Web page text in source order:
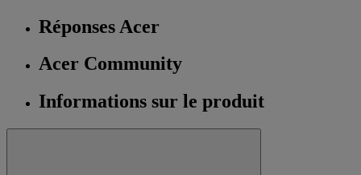
Réponses Acer
Acer Community
Informations sur le produit